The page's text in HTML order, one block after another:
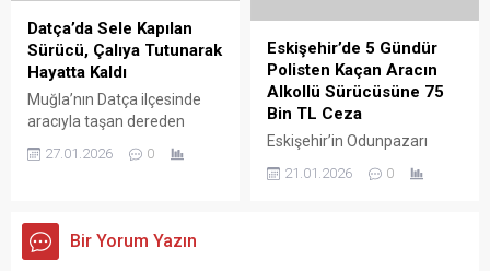
Datça’da Sele Kapılan
Sürücü, Çalıya Tutunarak
Hayatta Kaldı
Muğla’nın Datça ilçesinde
aracıyla taşan dereden
sele kapılan ve aracından
aramanın sonunda sağ
olarak bulundu. Olay, Datça
27.01.2026 0
Eskişehir’de 5 Gündür
Polisten Kaçan Aracın
Alkollü Sürücüsüne 75
Bin TL Ceza
Eskişehir’in Odunpazarı
kaybettirdikten 5 gün sonra
21.01.2026 0
Bir Yorum Yazın